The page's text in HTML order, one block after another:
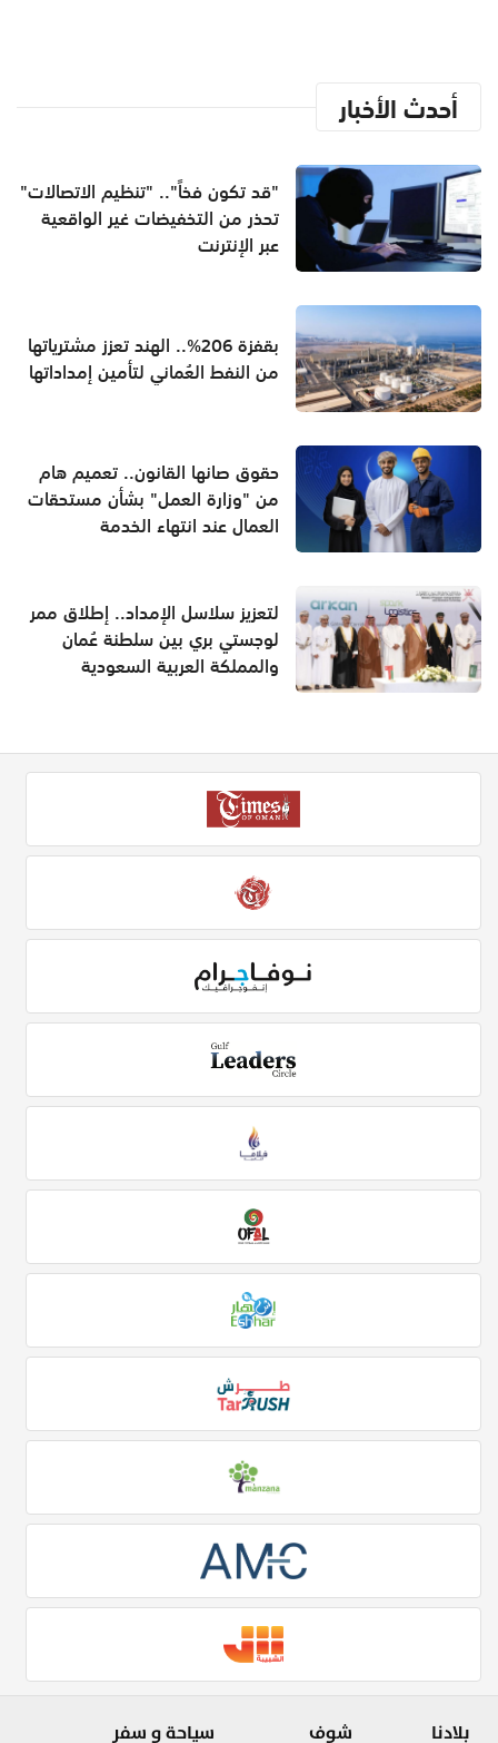
أحدث الأخبار
"قد تكون فخاً".. "تنظيم الاتصالات"
تحذر من التخفيضات غير الواقعية
عبر الإنترنت
بقفزة 206%.. الهند تعزز مشترياتها
من النفط العُماني لتأمين إمداداتها
حقوق صانها القانون.. تعميم هام
من "وزارة العمل" بشأن مستحقات
العمال عند انتهاء الخدمة
لتعزيز سلاسل الإمداد.. إطلاق ممر
لوجستي بري بين سلطنة عُمان
والمملكة العربية السعودية
بلادنا شوف سياحة و سفر